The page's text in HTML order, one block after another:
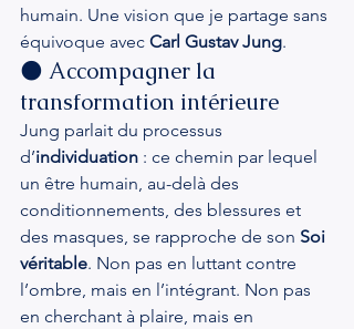
humain. Une vision que je partage sans
équivoque avec Carl Gustav Jung.
🌑 Accompagner la
transformation intérieure
Jung parlait du processus
d’individuation : ce chemin par lequel
un être humain, au-delà des
conditionnements, des blessures et
des masques, se rapproche de son Soi
véritable. Non pas en luttant contre
l’ombre, mais en l’intégrant. Non pas
en cherchant à plaire, mais en